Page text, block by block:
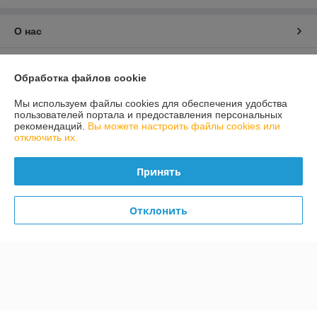
О нас
Доставка и оплата
График работы
Политика обработки cookies
Обработка файлов cookie
Мы используем файлы cookies для обеспечения удобства
пользователей портала и предоставления персональных
рекомендаций. Вы можете настроить файлы cookies или
отключить их.
Принять
Отклонить